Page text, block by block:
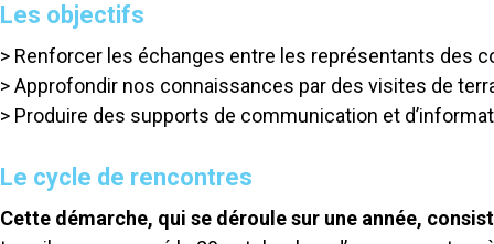
Les objectifs
> Renforcer les échanges entre les représentants des
> Approfondir nos connaissances par des visites de
> Produire des supports de communication et
Le cycle de rencontres
Cette démarche, qui se déroule sur une année,